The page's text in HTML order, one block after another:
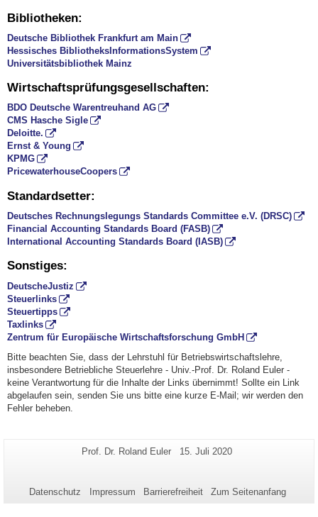
Bibliotheken:
Deutsche Bibliothek Frankfurt am Main
Hessisches BibliotheksInformationsSystem
Universitätsbibliothek Mainz
Wirtschaftsprüfungsgesellschaften:
BDO Deutsche Warentreuhand AG
CMS Hasche Sigle
Deloitte.
Ernst & Young
KPMG
PricewaterhouseCoopers
Standardsetter:
Deutsches Rechnungslegungs Standards Committee e.V. (DRSC)
Financial Accounting Standards Board (FASB)
International Accounting Standards Board (IASB)
Sonstiges:
DeutscheJustiz
Steuerlinks
Steuertipps
Taxlinks
Zentrum für Europäische Wirtschaftsforschung GmbH
Bitte beachten Sie, dass der Lehrstuhl für Betriebswirtschaftslehre,
insbesondere Betriebliche Steuerlehre - Univ.-Prof. Dr. Roland Euler -
keine Verantwortung für die Inhalte der Links übernimmt! Sollte ein Link
abgelaufen sein, senden Sie uns bitte eine kurze E-Mail; wir werden den
Fehler beheben.
Zusätzliche
dieser
Seiten-
Prof. Dr. Roland Euler
Letzte
15. Juli 2020
Datenschutz Impressum Barrierefreiheit Zum Seitenanfang